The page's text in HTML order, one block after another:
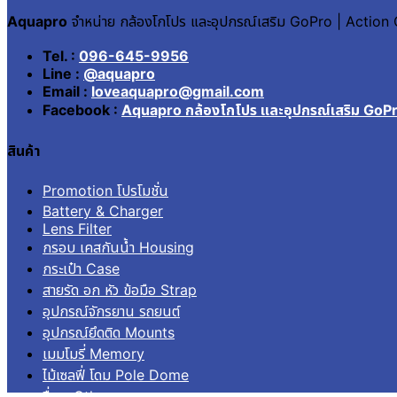
Aquapro จำหน่าย กล้องโกโปร และอุปกรณ์เสริม GoPro | Action
Tel. : 096-645-9956
Line : @aquapro
Email : loveaquapro@gmail.com
Facebook : Aquapro กล้องโกโปร และอุปกรณ์เสริม
สินค้า
Promotion โปรโมชั่น
Battery & Charger
Lens Filter
กรอบ เคสกันน้ำ Housing
กระเป๋า Case
สายรัด อก หัว ข้อมือ Strap
อุปกรณ์จักรยาน รถยนต์
อุปกรณ์ยึดติด Mounts
เมมโมรี่ Memory
ไม้เซลฟี่ โดม Pole Dome